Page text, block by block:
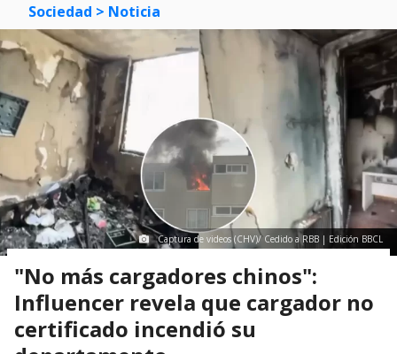
Sociedad > Noticia
Captura de videos (CHV)/ Cedido a RBB | Edición BBCL
"No más cargadores chinos":
Influencer revela que cargador no
certificado incendió su